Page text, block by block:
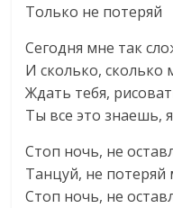
Только не потеряй
Сегодня мне так
И сколько, сколько
Ждать тебя,
Tы все это знаешь,
Стоп ночь, не
Танцуй, не потеряй
Стоп ночь, не